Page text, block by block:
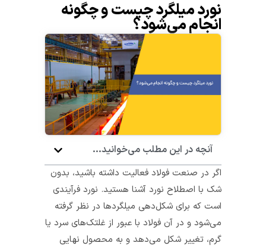
نورد میلگرد چیست و چگونه
انجام می‌شود؟
آنچه در این مطلب می‌خوانید...
اگر در صنعت فولاد فعالیت داشته باشید، بدون
شک با اصطلاح نورد آشنا هستید. نورد فرآیندی
است که برای شکل‌دهی میلگردها در نظر گرفته
می‌‎شود و در آن فولاد با عبور از غلتک‌های سرد یا
گرم، تغییر شکل می‌دهد و به محصول نهایی